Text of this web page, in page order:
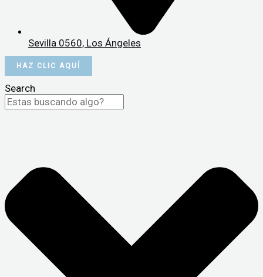
Sevilla 0560, Los Ángeles
HAZ CLIC AQUÍ
Search